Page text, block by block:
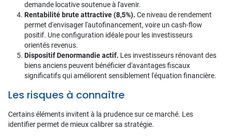
demande locative soutenue à l'avenir.
Rentabilité brute attractive (8,5%). Ce niveau de rendement
permet d'envisager l'autofinancement, voire un cash-flow
positif. Une configuration idéale pour les investisseurs
orientés revenus.
Dispositif Denormandie actif. Les investisseurs rénovant des
biens anciens peuvent bénéficier d'avantages fiscaux
significatifs qui améliorent sensiblement l'équation financière.
Les risques à connaître
Certains éléments invitent à la prudence sur ce marché. Les
identifier permet de mieux calibrer sa stratégie.